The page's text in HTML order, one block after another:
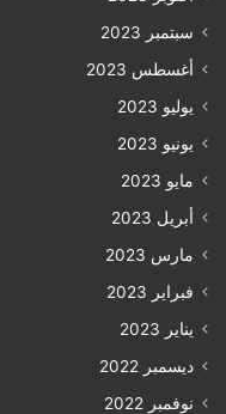
سبتمبر 2023
أغسطس 2023
يوليو 2023
يونيو 2023
مايو 2023
أبريل 2023
مارس 2023
فبراير 2023
يناير 2023
ديسمبر 2022
نوفمبر 2022